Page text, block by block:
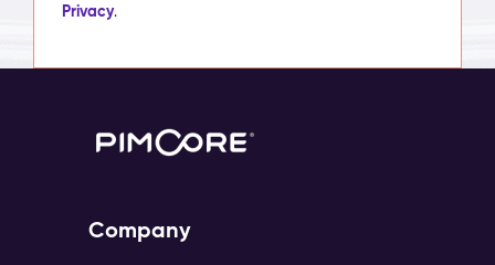
Privacy.
Company